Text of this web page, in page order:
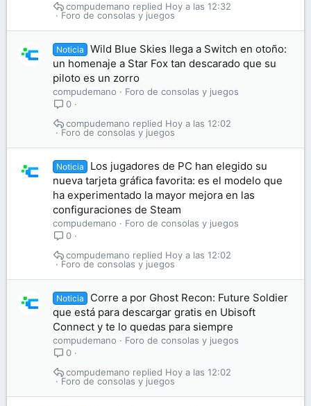
Foro de consolas y juegos
Hoy a las 12:32
compudemano
Noticia
Wild Blue Skies llega a Switch en otoño:
un homenaje a Star Fox tan descarado que su
piloto es un zorro
compudemano
Foro de consolas y juegos
0
Foro de consolas y juegos
Hoy a las 12:02
compudemano
Noticia
Los jugadores de PC han elegido su
nueva tarjeta gráfica favorita: es el modelo que
ha experimentado la mayor mejora en las
configuraciones de Steam
compudemano
Foro de consolas y juegos
0
Foro de consolas y juegos
Hoy a las 12:02
compudemano
Noticia
Corre a por Ghost Recon: Future Soldier
que está para descargar gratis en Ubisoft
Connect y te lo quedas para siempre
compudemano
Foro de consolas y juegos
0
Foro de consolas y juegos
Hoy a las 12:02
compudemano